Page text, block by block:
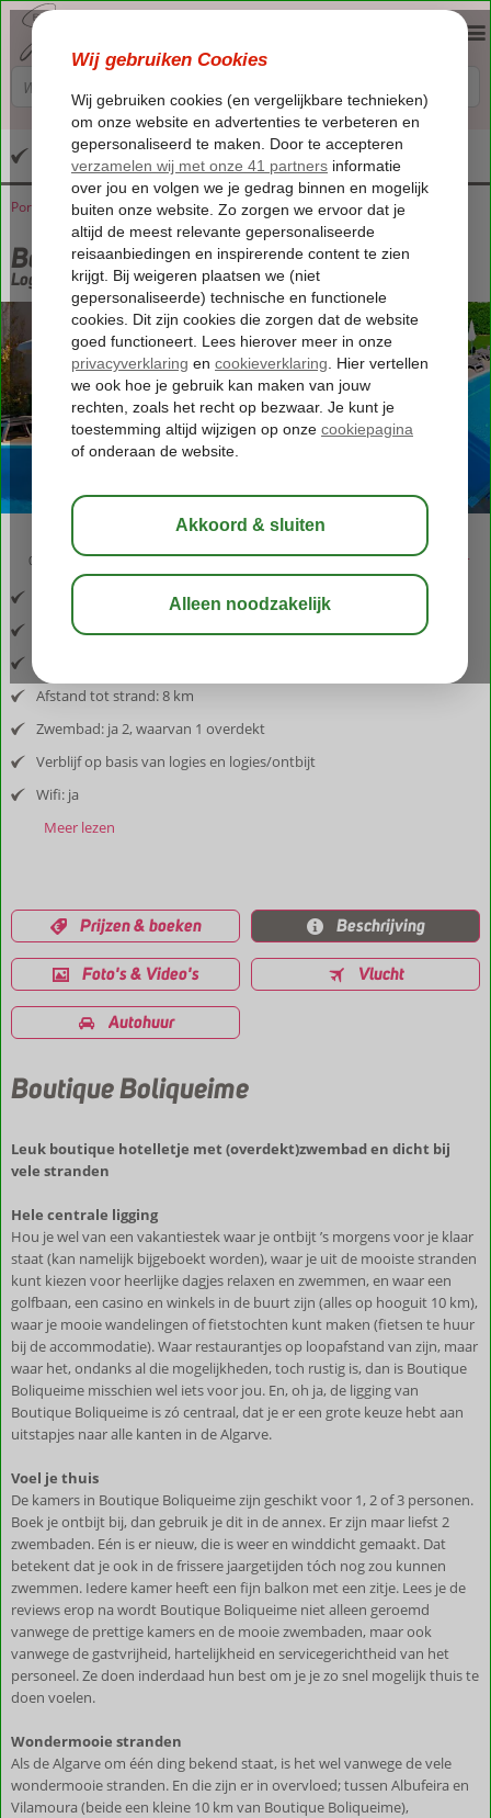
Altijd inclusief huurauto
Home
Portugal Algarve Boliqueime Boutique Boliqueime
Boutique Boliqueime
Logies
03:05 aug 32°C delen bewaar
Inclusief vlucht en huurauto
Afstand luchthaven: 28 km
Afstand tot strand: 8 km
Zwembad: ja 2, waarvan 1 overdekt
Verblijf op basis van logies en logies/ontbijt
Wifi: ja
Meer lezen
Prijzen & boeken Beschrijving
Foto's & Video's Vlucht
Autohuur
Boutique Boliqueime
Leuk boutique hotelletje met (overdekt)zwembad en dicht bij
vele stranden
Hele centrale ligging
Hou je wel van een vakantiestek waar je ontbijt ’s morgens voor je klaar
staat (kan namelijk bijgeboekt worden), waar je uit de mooiste stranden
kunt kiezen voor heerlijke dagjes relaxen en zwemmen, en waar een
golfbaan, een casino en winkels in de buurt zijn (alles op hooguit 10 km),
waar je mooie wandelingen of fietstochten kunt maken (fietsen te huur
bij de accommodatie). Waar restaurantjes op loopafstand van zijn, maar
waar het, ondanks al die mogelijkheden, toch rustig is, dan is Boutique
Boliqueime misschien wel iets voor jou. En, oh ja, de ligging van
Boutique Boliqueime is zó centraal, dat je er een grote keuze hebt aan
uitstapjes naar alle kanten in de Algarve.
Voel je thuis
De kamers in Boutique Boliqueime zijn geschikt voor 1, 2 of 3 personen.
Boek je ontbijt bij, dan gebruik je dit in de annex. Er zijn maar liefst 2
zwembaden. Eén is er nieuw, die is weer en winddicht gemaakt. Dat
betekent dat je ook in de frissere jaargetijden tóch nog zou kunnen
zwemmen. Iedere kamer heeft een fijn balkon met een zitje. Lees je de
reviews erop na wordt Boutique Boliqueime niet alleen geroemd
vanwege de prettige kamers en de mooie zwembaden, maar ook
vanwege de gastvrijheid, hartelijkheid en servicegerichtheid van het
personeel. Ze doen inderdaad hun best om je je zo snel mogelijk thuis te
doen voelen.
Wondermooie stranden
Als de Algarve om één ding bekend staat, is het wel vanwege de vele
wondermooie stranden. En die zijn er in overvloed; tussen Albufeira en
Vilamoura (beide een kleine 10 km van Boutique Boliqueime),